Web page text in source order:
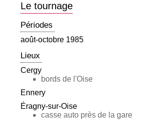
Le tournage
Périodes
août-octobre 1985
Lieux
Cergy
bords de l'Oise
Ennery
Éragny-sur-Oise
casse auto près de la gare